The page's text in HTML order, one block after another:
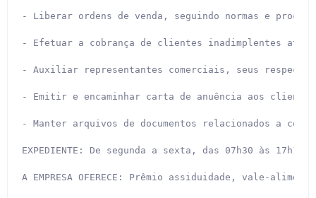
- Liberar ordens de venda, seguindo normas e
- Efetuar a cobrança de clientes inadimplentes
- Auxiliar representantes comerciais, seus
- Emitir e encaminhar carta de anuência aos
- Manter arquivos de documentos relacionados a
EXPEDIENTE: De segunda a sexta, das 07h30 às 17h18.
A EMPRESA OFERECE: Prêmio assiduidade, vale-